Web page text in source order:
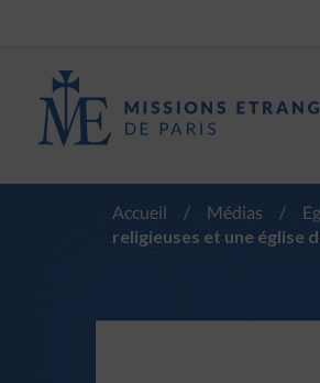
Accueil / Médias /
religieuses et une église